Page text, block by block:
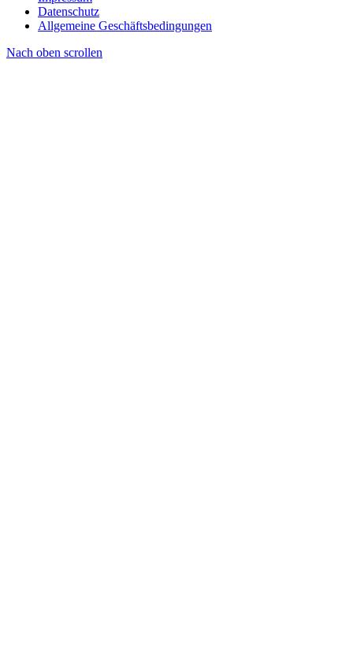
Datenschutz
Allgemeine Geschäftsbedingungen
Nach oben scrollen